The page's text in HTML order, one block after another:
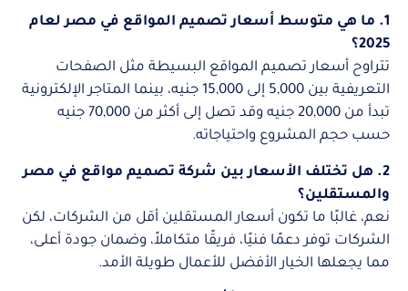
1. ما هي متوسط أسعار تصميم المواقع في مصر لعام
2025؟
تتراوح أسعار تصميم المواقع البسيطة مثل الصفحات
التعريفية بين 5,000 إلى 15,000 جنيه، بينما المتاجر الإلكترونية
تبدأ من 20,000 جنيه وقد تصل إلى أكثر من 70,000 جنيه
حسب حجم المشروع واحتياجاته.
2. هل تختلف الأسعار بين شركة تصميم مواقع في مصر
والمستقلين؟
نعم، غالبًا ما تكون أسعار المستقلين أقل من الشركات، لكن
الشركات توفر دعمًا فنيًا، فريقًا متكاملاً، وضمان جودة أعلى،
مما يجعلها الخيار الأفضل للأعمال طويلة الأمد.